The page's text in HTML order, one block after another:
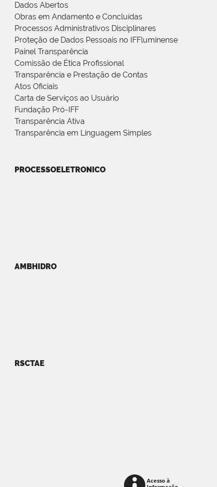
Dados Abertos
Obras em Andamento e Concluídas
Processos Administrativos Disciplinares
Proteção de Dados Pessoais no IFFluminense
Painel Transparência
Comissão de Ética Profissional
Transparência e Prestação de Contas
Atos Oficiais
Carta de Serviços ao Usuário
Fundação Pró-IFF
Transparência Ativa
Transparência em Linguagem Simples
PROCESSOELETRONICO
AMBHIDRO
RSCTAE